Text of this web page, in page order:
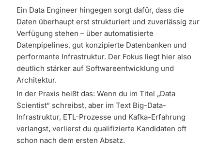
Ein Data Engineer hingegen sorgt dafür, dass die
Daten überhaupt erst strukturiert und zuverlässig zur
Verfügung stehen – über automatisierte
Datenpipelines, gut konzipierte Datenbanken und
performante Infrastruktur. Der Fokus liegt hier also
deutlich stärker auf Softwareentwicklung und
Architektur.
In der Praxis heißt das: Wenn du im Titel „Data
Scientist“ schreibst, aber im Text Big-Data-
Infrastruktur, ETL-Prozesse und Kafka-Erfahrung
verlangst, verlierst du qualifizierte Kandidaten oft
schon nach dem ersten Absatz.